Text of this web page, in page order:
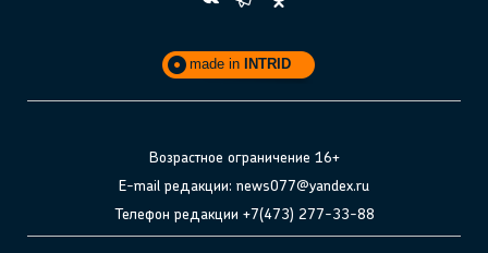
made in INTRID
Возрастное ограничение 16+
E-mail редакции: news077@yandex.ru
Телефон редакции +7(473) 277-33-88